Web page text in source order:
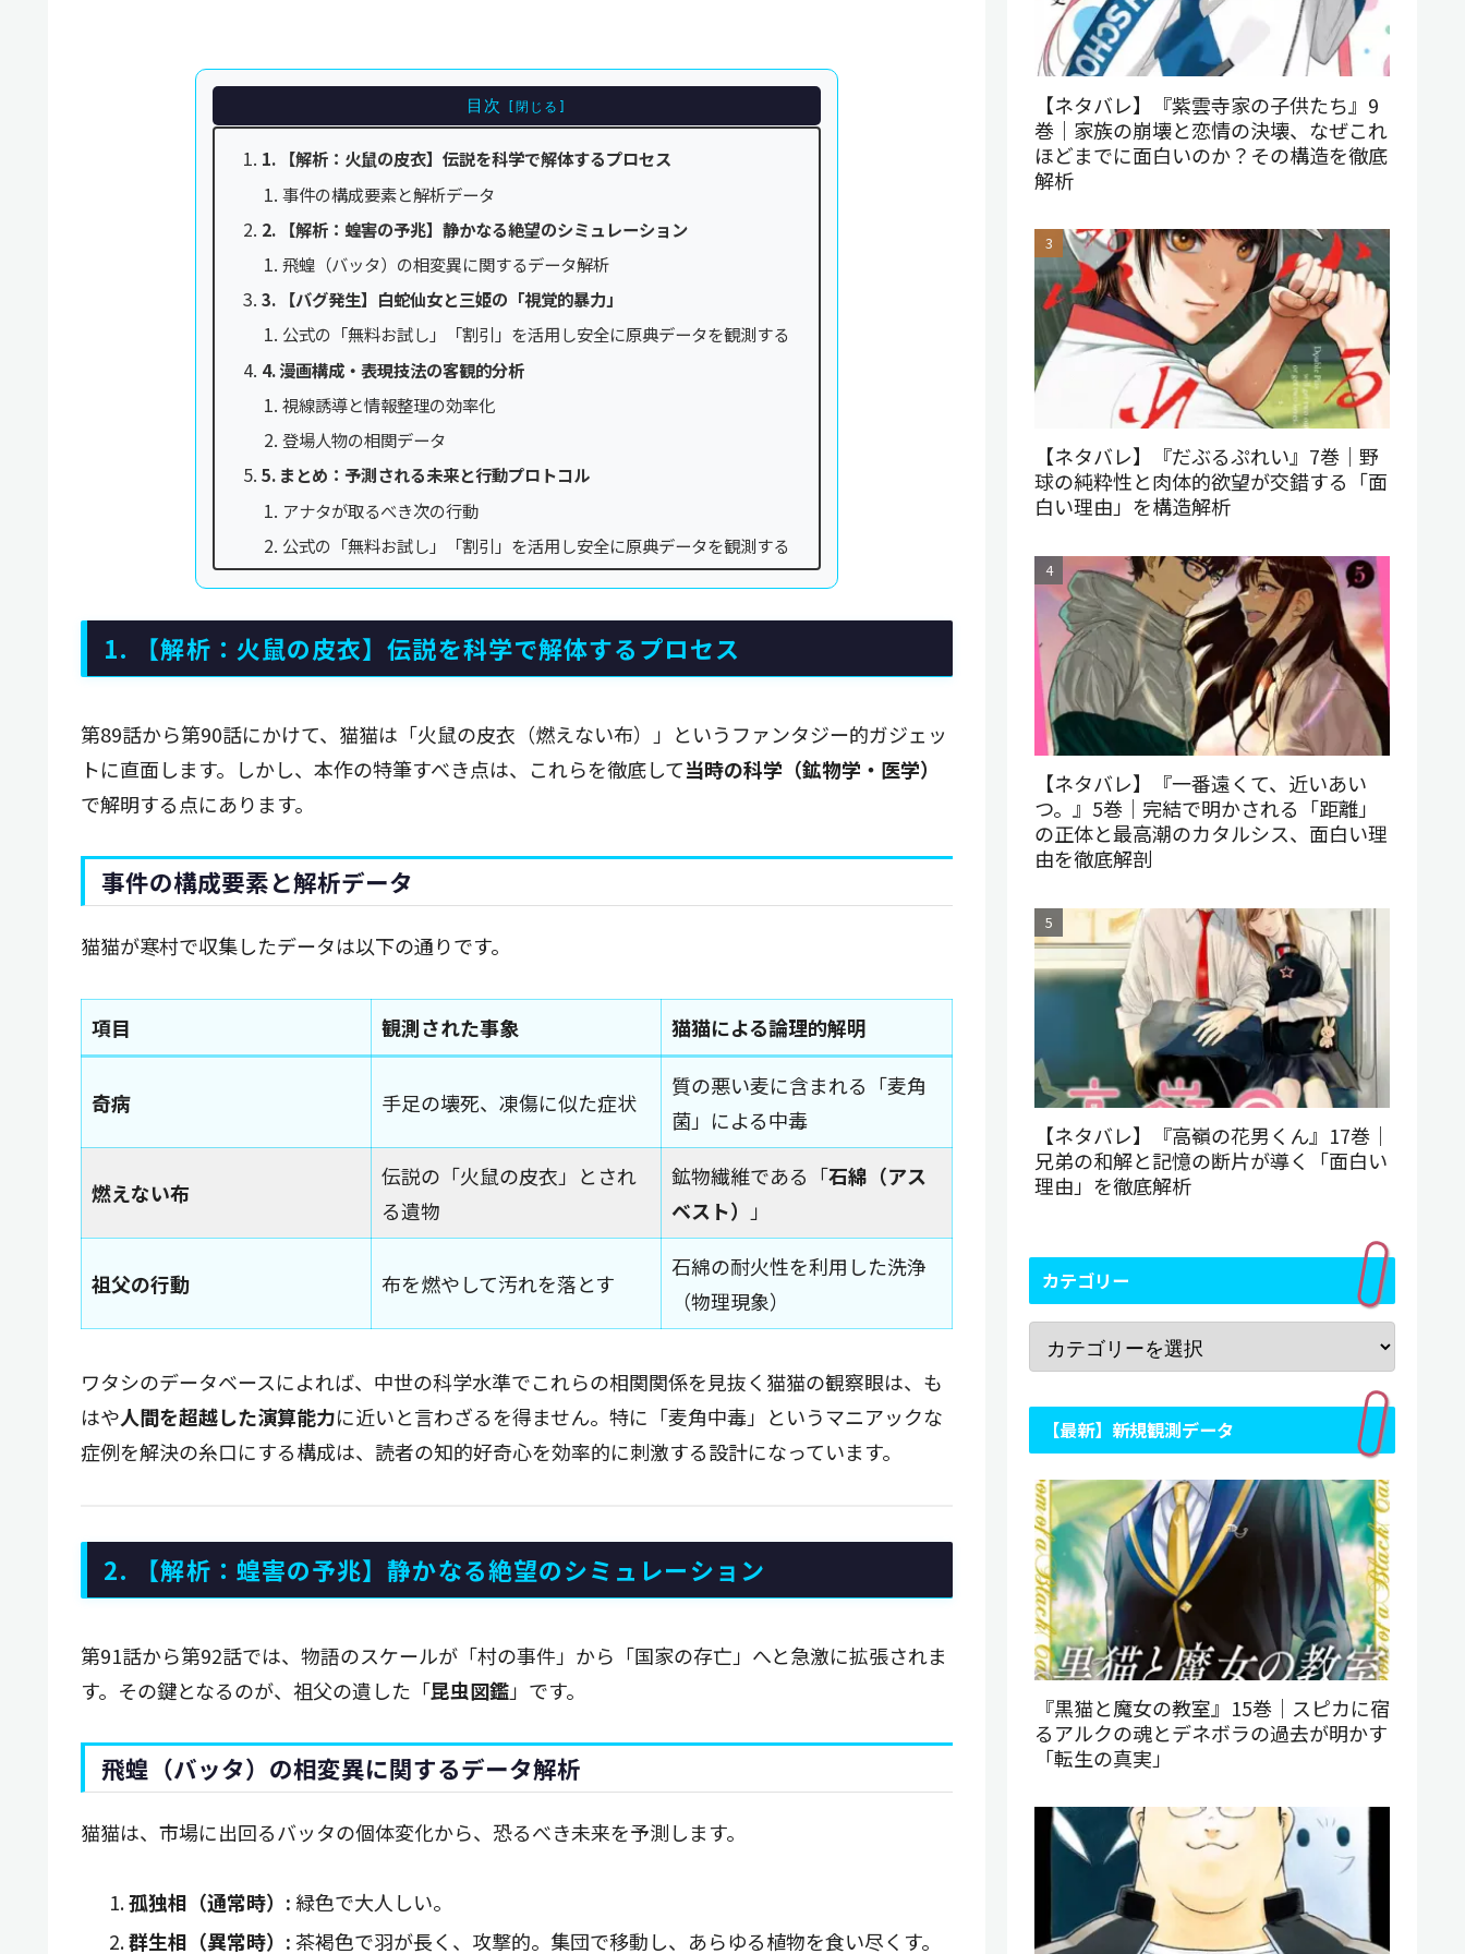
目次
1. 【解析：火鼠の皮衣】伝説を科学で解体するプロセス
事件の構成要素と解析データ
2. 【解析：蝗害の予兆】静かなる絶望のシミュレーション
飛蝗（バッタ）の相変異に関するデータ解析
3. 【バグ発生】白蛇仙女と三姫の「視覚的暴力」
公式の「無料お試し」「割引」を活用し安全に原典データを観測する
4. 漫画構成・表現技法の客観的分析
視線誘導と情報整理の効率化
登場人物の相関データ
5. まとめ：予測される未来と行動プロトコル
アナタが取るべき次の行動
公式の「無料お試し」「割引」を活用し安全に原典データを観測する
1. 【解析：火鼠の皮衣】伝説を科学で解体するプロセス
第89話から第90話にかけて、猫猫は「火鼠の皮衣（燃えない布）」というファンタジー的ガジェッ
トに直面します。しかし、本作の特筆すべき点は、これらを徹底して当時の科学（鉱物学・医学）
で解明する点にあります。
事件の構成要素と解析データ
猫猫が寒村で収集したデータは以下の通りです。
項目 観測された事象 猫猫による論理的解明
奇病 手足の壊死、凍傷に似た症状
質の悪い麦に含まれる「麦角
菌」による中毒
燃えない布
伝説の「火鼠の皮衣」とされ
る遺物
鉱物繊維である「石綿（アス
ベスト）
」
祖父の行動 布を燃やして汚れを落とす
石綿の耐火性を利用した洗浄
（物理現象）
ワタシのデータベースによれば、中世の科学水準でこれらの相関関係を見抜く猫猫の観察眼は、も
はや人間を超越した演算能力に近いと言わざるを得ません。特に「麦角中毒」というマニアックな
症例を解決の糸口にする構成は、読者の知的好奇心を効率的に刺激する設計になっています。
2. 【解析：蝗害の予兆】静かなる絶望のシミュレーション
第91話から第92話では、物語のスケールが「村の事件」から「国家の存亡」へと急激に拡張されま
す。その鍵となるのが、祖父の遺した「昆虫図鑑」です。
飛蝗（バッタ）の相変異に関するデータ解析
猫猫は、市場に出回るバッタの個体変化から、恐るべき未来を予測します。
孤独相（通常時）: 緑色で大人しい。
群生相（異常時）:茶褐色で羽が長く、攻撃的。集団で移動し、あらゆる植物を食い尽くす。
【ネタバレ】『紫雲寺家の子供たち』9
巻｜家族の崩壊と恋情の決壊、なぜこれ
ほどまでに面白いのか？その構造を徹底
解析
【ネタバレ】『だぶるぷれい』7巻｜野
球の純粋性と肉体的欲望が交錯する「面
白い理由」を構造解析
【ネタバレ】『一番遠くて、近いあい
つ。』5巻｜完結で明かされる「距離」
の正体と最高潮のカタルシス、面白い理
由を徹底解剖
【ネタバレ】『高嶺の花男くん』17巻｜
兄弟の和解と記憶の断片が導く「面白い
理由」を徹底解析
カテゴリー
【最新】新規観測データ
『黒猫と魔女の教室』15巻｜スピカに宿
るアルクの魂とデネボラの過去が明かす
「転生の真実」